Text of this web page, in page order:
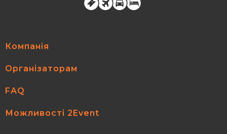
Компанія
Організаторам
FAQ
Можливості 2Event